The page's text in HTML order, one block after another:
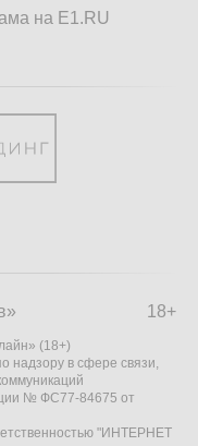
на E1.RU
18+
(18+)
надзору в сфере связи,
№ ФС77-84675 от
"ИНТЕРНЕТ